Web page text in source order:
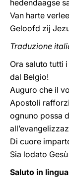
hedendaagse
Van harte
Geloofd zij
Traduzione
Ora saluto tutti
dal Belgio!
Auguro che il
Apostoli
ognuno possa
Di cuore
Sia lodato
Saluto in